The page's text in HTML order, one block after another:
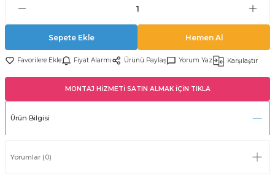
Sepete Ekle Hemen Al
Fiyat Alarmı Ürünü Paylaş Yorum Yaz Karşılaştır
MONTAJ HİZMETİ SATIN ALMAK İÇİN TIKLA
Ürün Bilgisi
Yorumlar (0)